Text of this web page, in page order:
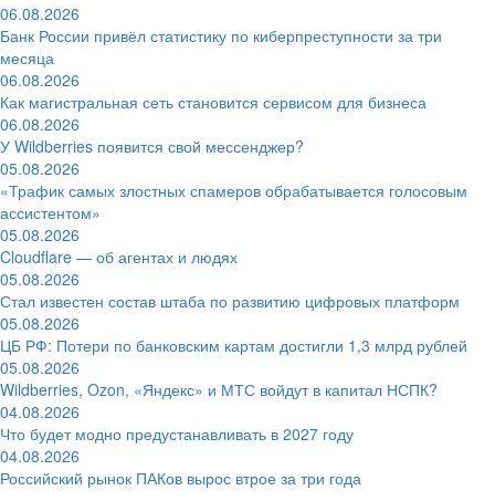
06.08.2026
Банк России привёл статистику по киберпреступности за три
месяца
06.08.2026
Как магистральная сеть становится сервисом для бизнеса
06.08.2026
У Wildberries появится свой мессенджер?
05.08.2026
«Трафик самых злостных спамеров обрабатывается голосовым
ассистентом»
05.08.2026
Cloudflare — об агентах и людях
05.08.2026
Стал известен состав штаба по развитию цифровых платформ
05.08.2026
ЦБ РФ: Потери по банковским картам достигли 1,3 млрд рублей
05.08.2026
Wildberries, Ozon, «Яндекс» и МТС войдут в капитал НСПК?
04.08.2026
Что будет модно предустанавливать в 2027 году
04.08.2026
Российский рынок ПАКов вырос втрое за три года